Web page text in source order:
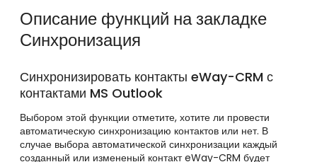
Описание функций на закладке
Синхронизация
Синхронизировать контакты eWay-CRM с
контактами MS Outlook
Выбором этой функции отметите, хотите ли провести
автоматическую синхронизацию контактов или нет. В
случае выбора автоматической синхронизации каждый
созданный или измененый контакт eWay-CRM будет